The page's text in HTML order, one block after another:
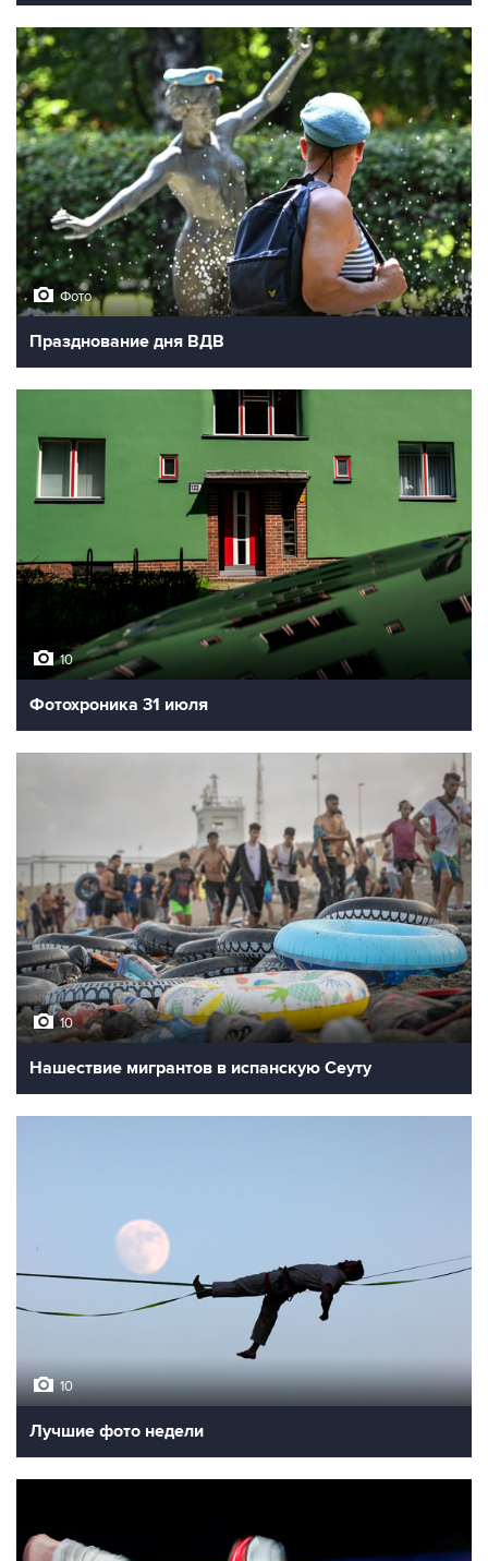
Фото
Празднование дня ВДВ
10
Фотохроника 31 июля
10
Нашествие мигрантов в испанскую Сеуту
10
Лучшие фото недели